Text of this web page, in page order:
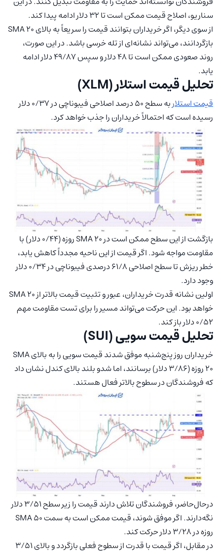
سناریو، اصلاح قیمت ممکن است تا ۳۲ دلار ادامه پیدا کند.
از سوی دیگر، اگر خریداران بتوانند قیمت را سریعاً به بالای SMA 20
بازگردانند، می‌تواند نشانه‌ای از تله خرسی باشد. در این صورت،
روند صعودی ممکن است تا ۴۸ دلار و سپس ۴۹/۸۷ دلار ادامه
یابد.
تحلیل قیمت استلار (XLM)
قیمت استلار
به سطح ۵۰ درصد اصلاحی فیبوناچی در ۰/۳۷ دلار
رسیده است که احتمالاً خریداران را جذب خواهد کرد.
بازگشت از این سطح ممکن است در SMA 20 روزه (۰/۴۴ دلار) با
مقاومت مواجه شود. اگر قیمت از این ناحیه مجدداً کاهش یابد،
خطر ریزش تا سطح اصلاحی ۶۱/۸ درصدی فیبوناچی در ۰/۳۴ دلار
وجود دارد.
اولین نشانه قدرت خریداران، عبور و تثبیت قیمت بالاتر از SMA 20
خواهد بود. این حرکت می‌تواند مسیر را برای تست مقاومت مهم
۰/۵۲ دلار باز کند.
تحلیل قیمت سویی (SUI)
خریداران روز پنج‌شنبه موفق شدند قیمت سویی را به بالای SMA
20 روزه (۳/۸۶ دلار) برسانند، اما شدو بلند بالای کندل نشان داد
که فروشندگان در سطوح بالاتر فعال هستند.
درحال‌حاضر، فروشندگان تلاش دارند قیمت را زیر سطح ۳/۵۱ دلار
نگه‌دارند. اگر موفق شوند، قیمت ممکن است به سمت SMA 50
روزه در ۳/۲۸ دلار حرکت کند.
در مقابل، اگر قیمت با قدرت از سطوح فعلی بازگردد و بالای ۳/۵۱